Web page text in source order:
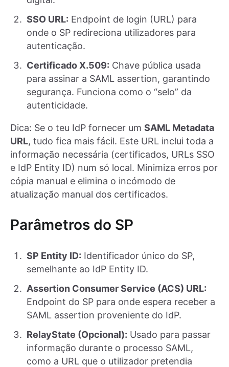
SSO URL: Endpoint de login (URL) para
onde o SP redireciona utilizadores para
autenticação.
Certificado X.509: Chave pública usada
para assinar a SAML assertion, garantindo
segurança. Funciona como o “selo” da
autenticidade.
Dica: Se o teu IdP fornecer um SAML Metadata
URL, tudo fica mais fácil. Este URL inclui toda a
informação necessária (certificados, URLs SSO
e IdP Entity ID) num só local. Minimiza erros por
cópia manual e elimina o incómodo de
atualização manual dos certificados.
Parâmetros do SP
SP Entity ID: Identificador único do SP,
semelhante ao IdP Entity ID.
Assertion Consumer Service (ACS) URL:
Endpoint do SP para onde espera receber a
SAML assertion proveniente do IdP.
RelayState (Opcional): Usado para passar
informação durante o processo SAML,
como a URL que o utilizador pretendia